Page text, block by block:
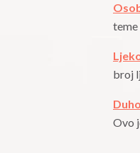
teme
broj
Ovo